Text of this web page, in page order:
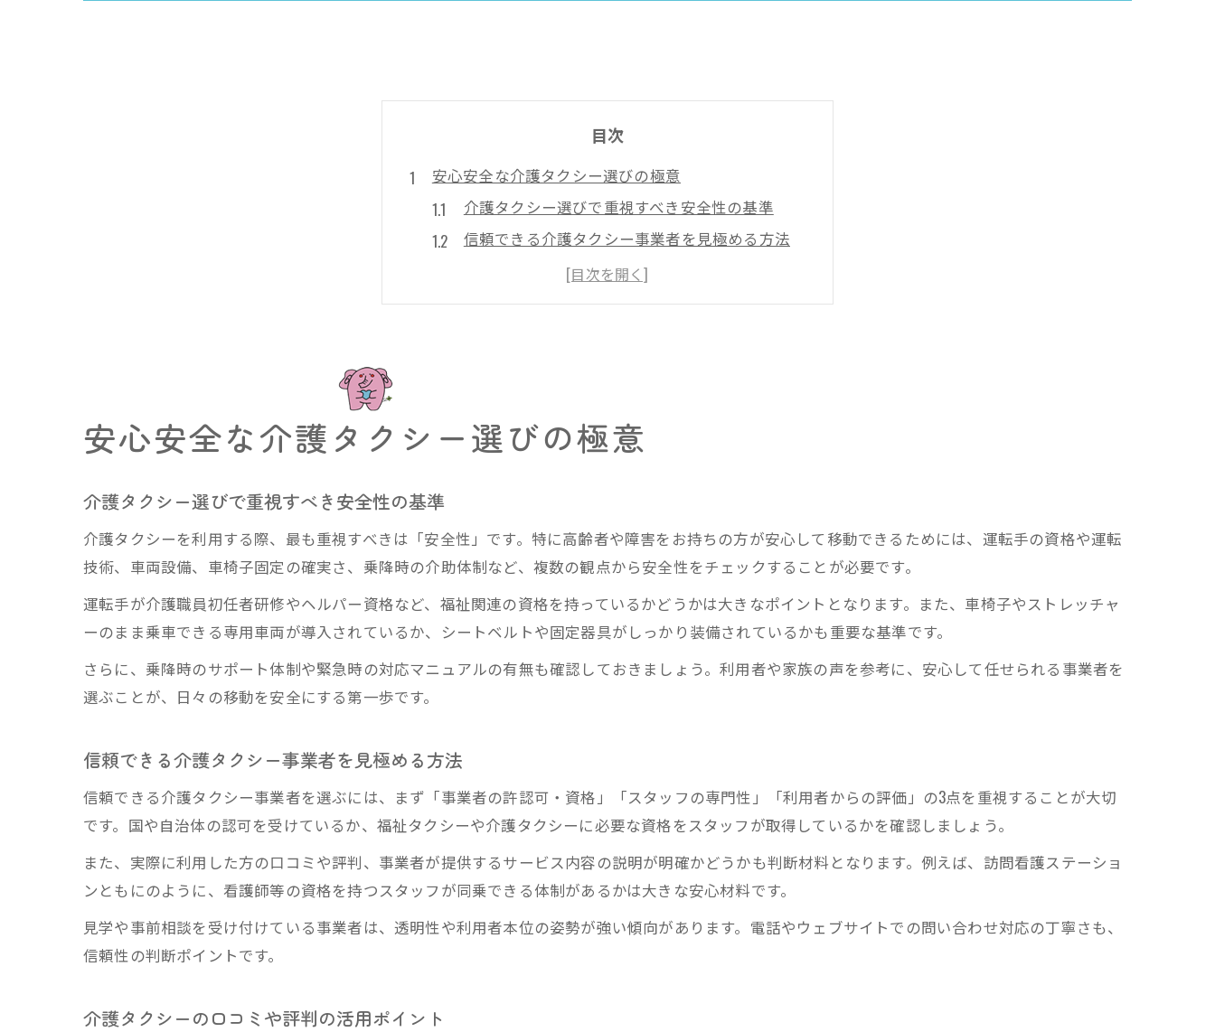
目次
安心安全な介護タクシー選びの極意
介護タクシー選びで重視すべき安全性の基準
信頼できる介護タクシー事業者を見極める方法
介護タクシーの口コミや評判の活用ポイント
安心して使える介護タクシーの選定手順
利用前に確認したい介護タクシーの安全対策
乗降時に安心できる介護タクシーの介助体制
福祉タクシーとの違いを徹底解説
福祉タクシーと介護タクシーの料金体系の比較
資格や制度面から見る介護タクシーの特徴
利用者と家族双方に寄り添う介護タクシーの配慮
介護タクシー利用時に重視すべきポイント
緊急時に頼れる介護タクシーの選び方
病院付き添い対応も可能な介護タクシーの安全性
資格や制度面から考える介護タクシー
安心安全な介護タクシー選びの極意
介護タクシー選びで重視すべき安全性の基準
介護タクシーを利用する際、最も重視すべきは「安全性」です。特に高齢者や障害をお持ちの方が安心して移動できるためには、運転手の資格や運転
技術、車両設備、車椅子固定の確実さ、乗降時の介助体制など、複数の観点から安全性をチェックすることが必要です。
運転手が介護職員初任者研修やヘルパー資格など、福祉関連の資格を持っているかどうかは大きなポイントとなります。また、車椅子やストレッチャ
ーのまま乗車できる専用車両が導入されているか、シートベルトや固定器具がしっかり装備されているかも重要な基準です。
さらに、乗降時のサポート体制や緊急時の対応マニュアルの有無も確認しておきましょう。利用者や家族の声を参考に、安心して任せられる事業者を
選ぶことが、日々の移動を安全にする第一歩です。
信頼できる介護タクシー事業者を見極める方法
信頼できる介護タクシー事業者を選ぶには、まず「事業者の許認可・資格」「スタッフの専門性」「利用者からの評価」の3点を重視することが大切
です。国や自治体の認可を受けているか、福祉タクシーや介護タクシーに必要な資格をスタッフが取得しているかを確認しましょう。
また、実際に利用した方の口コミや評判、事業者が提供するサービス内容の説明が明確かどうかも判断材料となります。例えば、訪問看護ステーショ
ンともにのように、看護師等の資格を持つスタッフが同乗できる体制があるかは大きな安心材料です。
見学や事前相談を受け付けている事業者は、透明性や利用者本位の姿勢が強い傾向があります。電話やウェブサイトでの問い合わせ対応の丁寧さも、
信頼性の判断ポイントです。
介護タクシーの口コミや評判の活用ポイント